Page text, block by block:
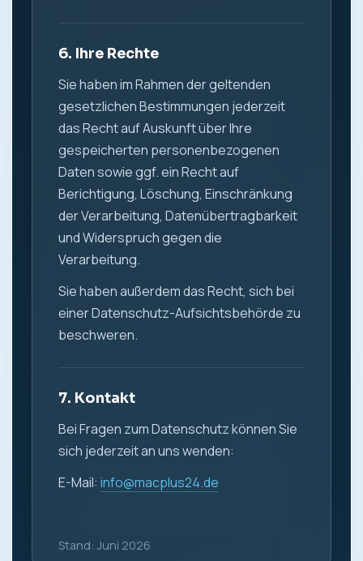
6. Ihre Rechte
Sie haben im Rahmen der geltenden
gesetzlichen Bestimmungen jederzeit
das Recht auf Auskunft über Ihre
gespeicherten personenbezogenen
Daten sowie ggf. ein Recht auf
Berichtigung, Löschung, Einschränkung
der Verarbeitung, Datenübertragbarkeit
und Widerspruch gegen die
Verarbeitung.
Sie haben außerdem das Recht, sich bei
einer Datenschutz-Aufsichtsbehörde zu
beschweren.
7. Kontakt
Bei Fragen zum Datenschutz können Sie
sich jederzeit an uns wenden:
E-Mail: info@macplus24.de
Stand: Juni 2026